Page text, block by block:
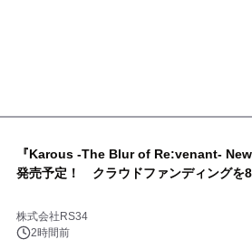
『Karous -The Blur of Re:venant-
発売予定！ クラウドファンディングを
株式会社RS34
2時間前